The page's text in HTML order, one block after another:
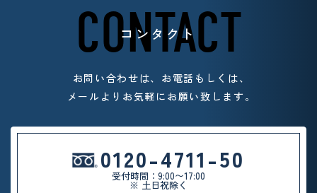
CONTACT
コンタクト
お問い合わせは、お電話もしくは、
メールよりお気軽 にお願い致します。
0120-4711-50
受付時間：9:00〜17:00
※ 土日祝除く